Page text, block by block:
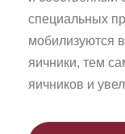
специальных
мобилизуются
яичники, тем
яичников и